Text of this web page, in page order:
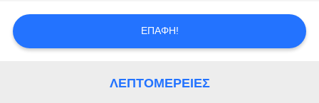
VR
ΕΠΑΦΉ!
ΛΕΠΤΟΜΈΡΕΙΕΣ